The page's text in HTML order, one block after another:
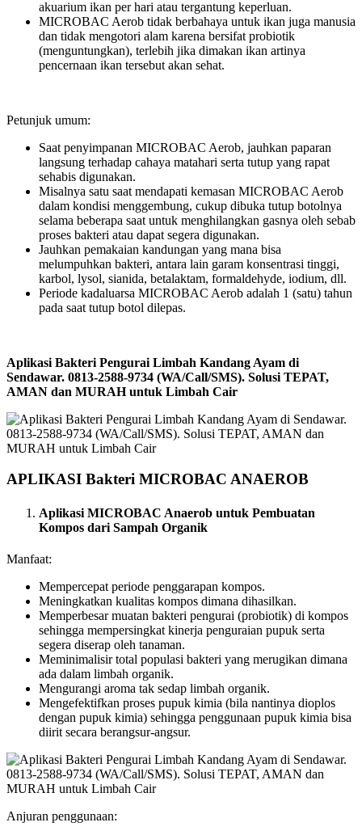
akuarium ikan per hari atau tergantung keperluan.
MICROBAC Aerob tidak berbahaya untuk ikan juga manusia
dan tidak mengotori alam karena bersifat probiotik
(menguntungkan), terlebih jika dimakan ikan artinya
pencernaan ikan tersebut akan sehat.
Petunjuk umum:
Saat penyimpanan MICROBAC Aerob, jauhkan paparan
langsung terhadap cahaya matahari serta tutup yang rapat
sehabis digunakan.
Misalnya satu saat mendapati kemasan MICROBAC Aerob
dalam kondisi menggembung, cukup dibuka tutup botolnya
selama beberapa saat untuk menghilangkan gasnya oleh sebab
proses bakteri atau dapat segera digunakan.
Jauhkan pemakaian kandungan yang mana bisa
melumpuhkan bakteri, antara lain garam konsentrasi tinggi,
karbol, lysol, sianida, betalaktam, formaldehyde, iodium, dll.
Periode kadaluarsa MICROBAC Aerob adalah 1 (satu) tahun
pada saat tutup botol dilepas.
Aplikasi Bakteri Pengurai Limbah Kandang Ayam di
Sendawar. 0813-2588-9734 (WA/Call/SMS). Solusi TEPAT,
AMAN dan MURAH untuk Limbah Cair
APLIKASI Bakteri MICROBAC ANAEROB
Aplikasi MICROBAC Anaerob untuk Pembuatan
Kompos dari Sampah Organik
Manfaat:
Mempercepat periode penggarapan kompos.
Meningkatkan kualitas kompos dimana dihasilkan.
Memperbesar muatan bakteri pengurai (probiotik) di kompos
sehingga mempersingkat kinerja penguraian pupuk serta
segera diserap oleh tanaman.
Meminimalisir total populasi bakteri yang merugikan dimana
ada dalam limbah organik.
Mengurangi aroma tak sedap limbah organik.
Mengefektifkan proses pupuk kimia (bila nantinya dioplos
dengan pupuk kimia) sehingga penggunaan pupuk kimia bisa
diirit secara berangsur-angsur.
Anjuran penggunaan: